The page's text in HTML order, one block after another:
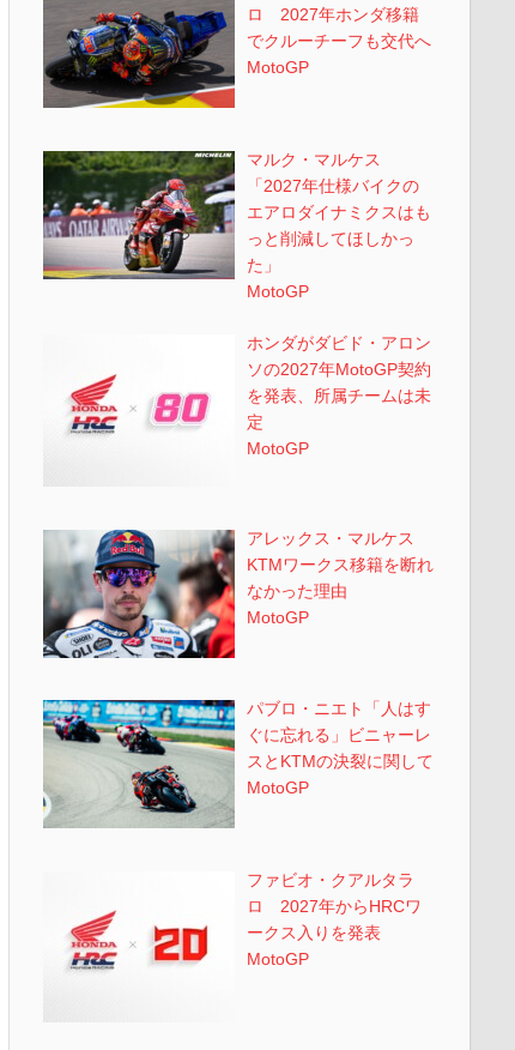
ロ 2027年ホンダ移籍
でクルーチーフも交代へ
MotoGP
マルク・マルケス
「2027年仕様バイクの
エアロダイナミクスはも
っと削減してほしかっ
た」
MotoGP
ホンダがダビド・アロン
ソの2027年MotoGP契約
を発表、所属チームは未
定
MotoGP
アレックス・マルケス
KTMワークス移籍を断れ
なかった理由
MotoGP
パブロ・ニエト「人はす
ぐに忘れる」ビニャーレ
スとKTMの決裂に関して
MotoGP
ファビオ・クアルタラ
ロ 2027年からHRCワ
ークス入りを発表
MotoGP